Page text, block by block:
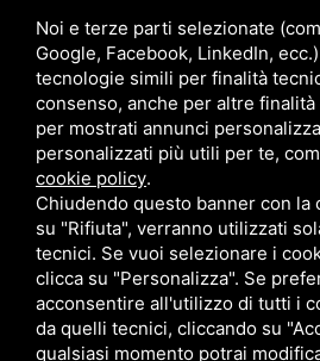
Sitemap/
"Obblighi informativi per le erogazioni
de minimis ricevuti dalla nostra impresa
nazionale degli aiuti di Stato di cui
consultabili al seguente link, inserendo
CODICE FISCALE
https://www.rna.gov.it/
Noi e terze parti selezionate
Google, Facebook, LinkedIn,
tecnologie simili per finalità
consenso, anche per altre
per mostrati annunci
personalizzati più utili per te,
cookie policy.
Chiudendo questo banner con la
su "Rifiuta", verranno utilizzati
tecnici. Se vuoi selezionare i
clicca su "Personalizza". Se
acconsentire all'utilizzo di tutti i
da quelli tecnici, cliccando su
qualsiasi momento potrai